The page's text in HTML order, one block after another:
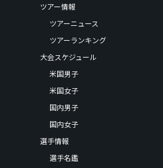
ツアー情報
ツアーニュース
ツアーランキング
大会スケジュール
米国男子
米国女子
国内男子
国内女子
選手情報
選手名鑑